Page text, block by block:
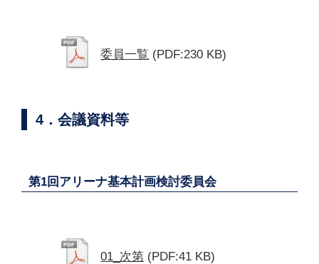
委員一覧 (PDF:230 KB)
4．会議資料等
第1回アリーナ基本計画検討委員会
01_次第 (PDF:41 KB)